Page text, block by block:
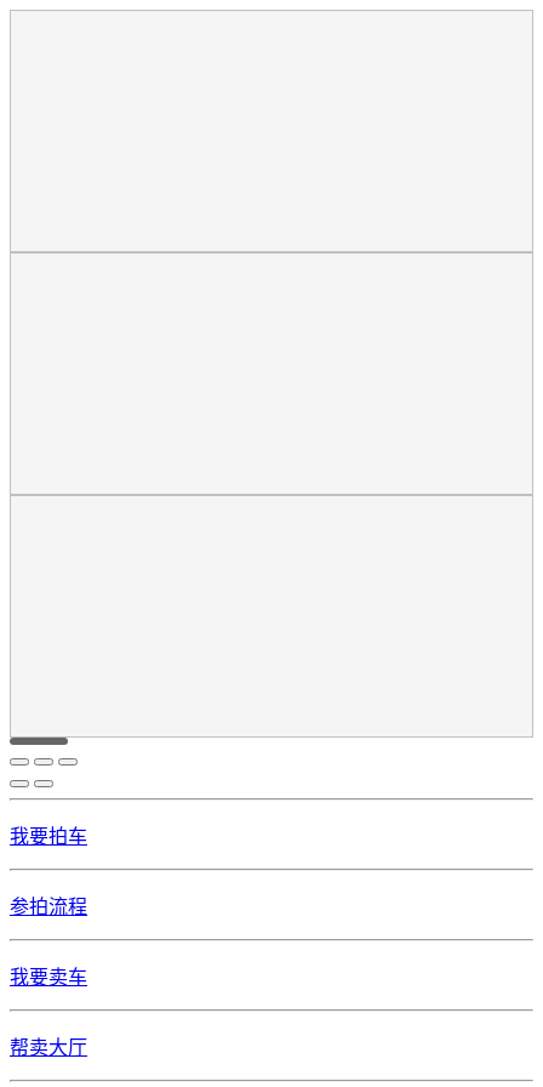
我要拍车
参拍流程
我要卖车
帮卖大厅